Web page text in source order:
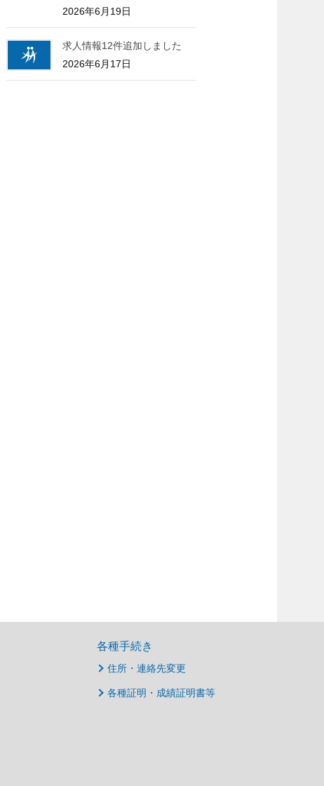
2026年6月19日
求人情報12件追加しました
2026年6月17日
各種手続き
住所・連絡先変更
各種証明・成績証明書等